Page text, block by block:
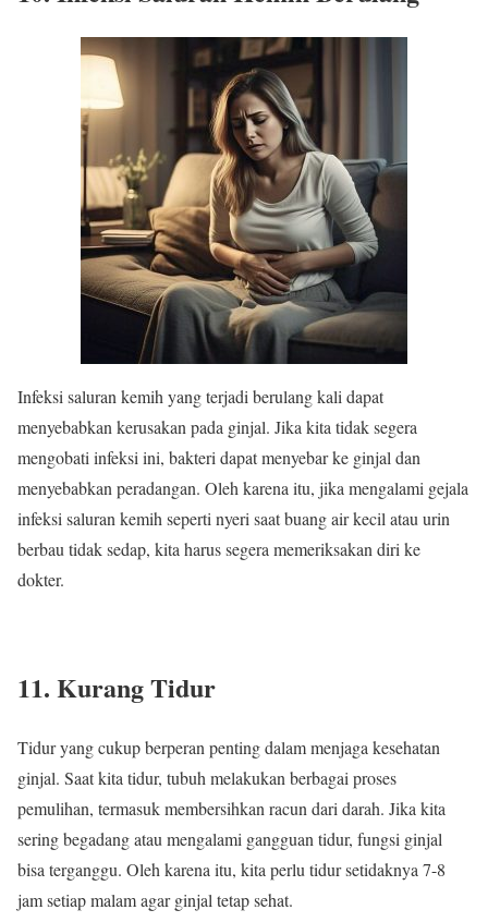
Infeksi saluran kemih yang terjadi berulang kali dapat
menyebabkan kerusakan pada ginjal. Jika kita tidak segera
mengobati infeksi ini, bakteri dapat menyebar ke ginjal dan
menyebabkan peradangan. Oleh karena itu, jika mengalami gejala
infeksi saluran kemih seperti nyeri saat buang air kecil atau urin
berbau tidak sedap, kita harus segera memeriksakan diri ke
dokter.
11. Kurang Tidur
Tidur yang cukup berperan penting dalam menjaga kesehatan
ginjal. Saat kita tidur, tubuh melakukan berbagai proses
pemulihan, termasuk membersihkan racun dari darah. Jika kita
sering begadang atau mengalami gangguan tidur, fungsi ginjal
bisa terganggu. Oleh karena itu, kita perlu tidur setidaknya 7-8
jam setiap malam agar ginjal tetap sehat.